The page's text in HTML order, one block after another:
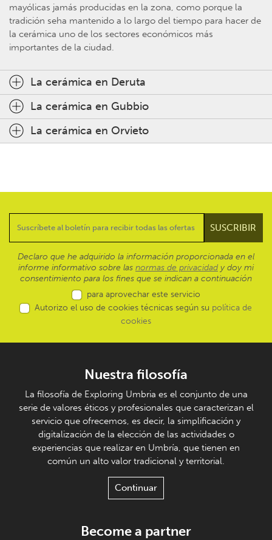
mayólicas jamás producidas en la zona, como porque la
tradición seha mantenido a lo largo del tiempo para hacer de
la cerámica uno de los sectores económicos más
importantes de la ciudad.
La cerámica en Deruta
La cerámica en Gubbio
La cerámica en Orvieto
Declaro que he adquirido la información proporcionada en el
informe informativo sobre las normas de privacidad y doy mi
consentimiento para los fines que se indican a continuación
para aprovechar este servicio
Autorizo el uso de cookies técnicas según su política de
cookies
Nuestra filosofía
La filosofía de Exploring Umbria es el conjunto de una
serie de valores éticos y profesionales que caracterizan el
servicio que ofrecemos, es decir, la simplificación y
digitalización de la elección de las actividades o
experiencias que realizar en Umbría, que tienen en
común un alto valor tradicional y territorial.
Continuar
Become a partner